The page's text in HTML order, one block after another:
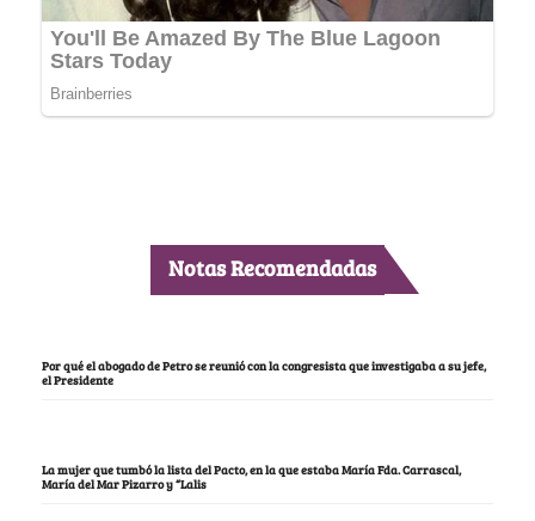
Notas Recomendadas
Por qué el abogado de Petro se reunió con la congresista que investigaba a su jefe,
el Presidente
La mujer que tumbó la lista del Pacto, en la que estaba María Fda. Carrascal,
María del Mar Pizarro y “Lalis